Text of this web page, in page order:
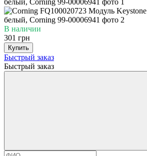
В наличии
301 грн
Купить
Быстрый заказ
Быстрый заказ